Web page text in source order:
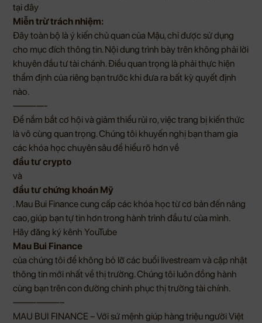
tại đây
Miễn trừ trách nhiệm:
Đây toàn bộ là ý kiến chủ quan của Mậu, chỉ được sử dụng
cho mục đích thông tin. Nội dung trình bày trên không phải lời
khuyên đầu tư tài chánh. Điều quan trọng là phải thực hiện
thẩm định của riêng bạn trước khi đưa ra bất kỳ quyết định
nào.
————-
Để nắm bắt cơ hội và giảm thiểu rủi ro, việc trang bị kiến thức
là vô cùng quan trọng. Chúng tôi khuyến nghị bạn tham gia
các khóa học chuyên sâu để hiểu rõ hơn về
đầu tư crypto
và
đầu tư chứng khoán Mỹ
.Mau Bui Financecung cấp các khóa học từ cơ bản đến nâng
cao, giúp bạn tự tin hơn trong hành trình đầu tư của mình.
Hãy đăng ký kênh YouTube
Mau Bui Finance
của chúng tôi để không bỏ lỡ các buổi livestream và cập nhật
thông tin mới nhất về thị trường. Chúng tôi luôn đồng hành
cùng bạn trên con đường chinh phục thị trường tài chính.
——————–
MAU BUI FINANCE – Với sứ mệnh giúp hàng triệu người Việt